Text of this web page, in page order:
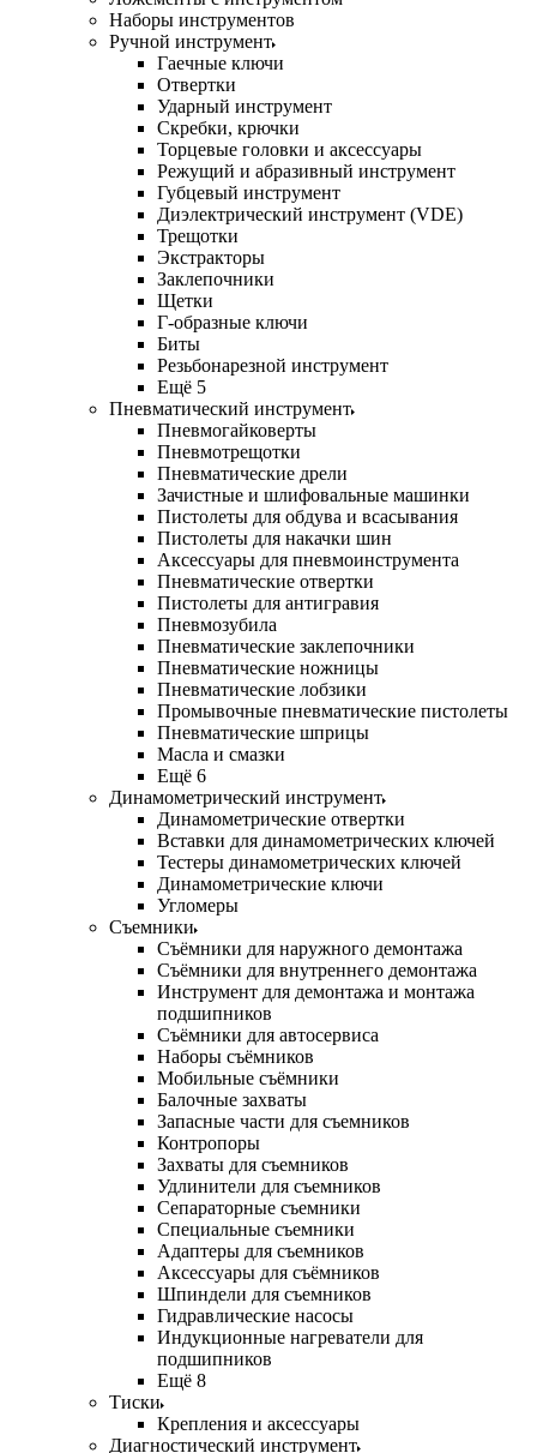
Наборы инструментов
Ручной инструмент
Гаечные ключи
Отвертки
Ударный инструмент
Скребки, крючки
Торцевые головки и аксессуары
Режущий и абразивный инструмент
Губцевый инструмент
Диэлектрический инструмент (VDE)
Трещотки
Экстракторы
Заклепочники
Щетки
Г-образные ключи
Биты
Резьбонарезной инструмент
Ещё 5
Пневматический инструмент
Пневмогайковерты
Пневмотрещотки
Пневматические дрели
Зачистные и шлифовальные машинки
Пистолеты для обдува и всасывания
Пистолеты для накачки шин
Аксессуары для пневмоинструмента
Пневматические отвертки
Пистолеты для антигравия
Пневмозубила
Пневматические заклепочники
Пневматические ножницы
Пневматические лобзики
Промывочные пневматические пистолеты
Пневматические шприцы
Масла и смазки
Ещё 6
Динамометрический инструмент
Динамометрические отвертки
Вставки для динамометрических ключей
Тестеры динамометрических ключей
Динамометрические ключи
Угломеры
Съемники
Съёмники для наружного демонтажа
Съёмники для внутреннего демонтажа
Инструмент для демонтажа и монтажа
подшипников
Съёмники для автосервиса
Наборы съёмников
Мобильные съёмники
Балочные захваты
Запасные части для съемников
Контропоры
Захваты для съемников
Удлинители для съемников
Сепараторные съемники
Специальные съемники
Адаптеры для съемников
Аксессуары для съёмников
Шпиндели для съемников
Гидравлические насосы
Индукционные нагреватели для
подшипников
Ещё 8
Тиски
Крепления и аксессуары
Диагностический инструмент